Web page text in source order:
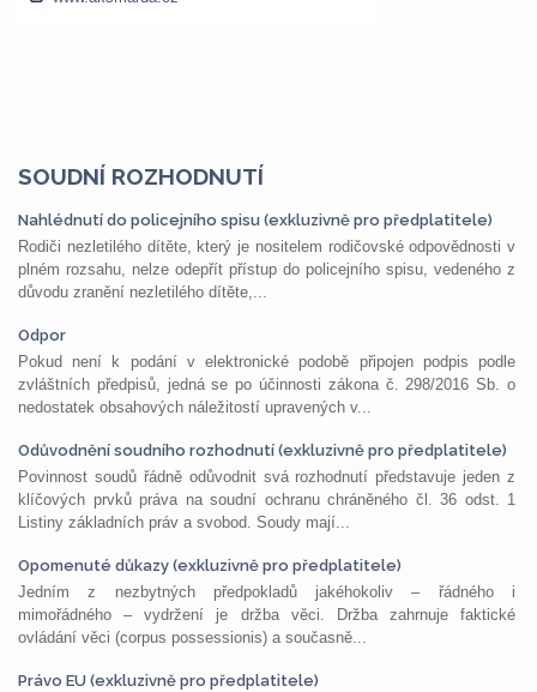
SOUDNÍ ROZHODNUTÍ
Nahlédnutí do policejního spisu (exkluzivně pro předplatitele)
Rodiči nezletilého dítěte, který je nositelem rodičovské odpovědnosti v
plném rozsahu, nelze odepřít přístup do policejního spisu, vedeného z
důvodu zranění nezletilého dítěte,...
Odpor
Pokud není k podání v elektronické podobě připojen podpis podle
zvláštních předpisů, jedná se po účinnosti zákona č. 298/2016 Sb. o
nedostatek obsahových náležitostí upravených v...
Odůvodnění soudního rozhodnutí (exkluzivně pro předplatitele)
Povinnost soudů řádně odůvodnit svá rozhodnutí představuje jeden z
klíčových prvků práva na soudní ochranu chráněného čl. 36 odst. 1
Listiny základních práv a svobod. Soudy mají...
Opomenuté důkazy (exkluzivně pro předplatitele)
Jedním z nezbytných předpokladů jakéhokoliv – řádného i
mimořádného – vydržení je držba věci. Držba zahrnuje faktické
ovládání věci (corpus possessionis) a současně...
Právo EU (exkluzivně pro předplatitele)